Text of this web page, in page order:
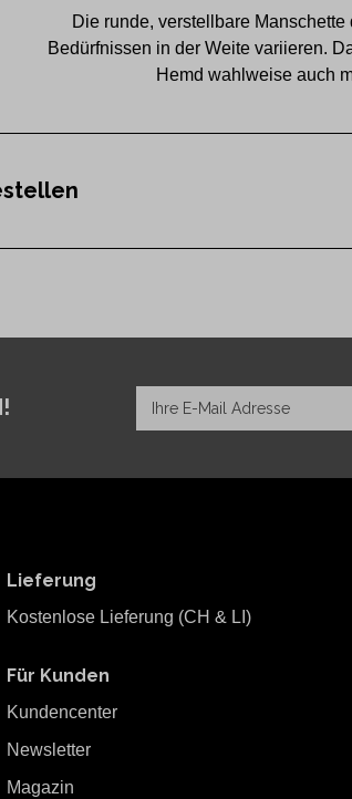
Die runde, verstellbare
Bedürfnissen in der Weite variieren.
Hemd wahlweise auch
Lieferung
Kostenlose Lieferung (CH & LI)
Für Kunden
Kundencenter
Newsletter
Magazin